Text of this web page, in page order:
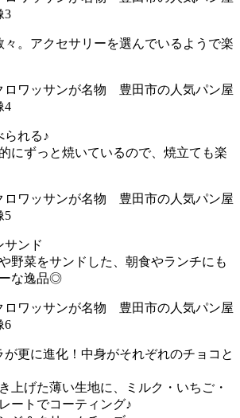
。アクセサリーを選んでいるようで楽
られる♪
にずっと焼いているので、焼立ても楽
サンド
野菜をサンドした、朝食やランチにも
な逸品◎
が更に進化！中身がそれぞれのチョコと
上げた薄い生地に、ミルク・いちご・
ートでコーティング♪